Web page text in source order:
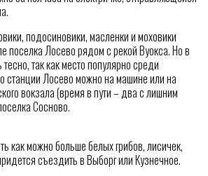
подосиновики, масленки и моховики
поселка Лосево рядом с рекой Вуокса. Но в
так как место популярно среди
станции Лосево можно на машине или на
вокзала (время в пути – два с лишним
Сосново.
как можно больше белых грибов, лисичек,
съездить в Выборг или Кузнечное.